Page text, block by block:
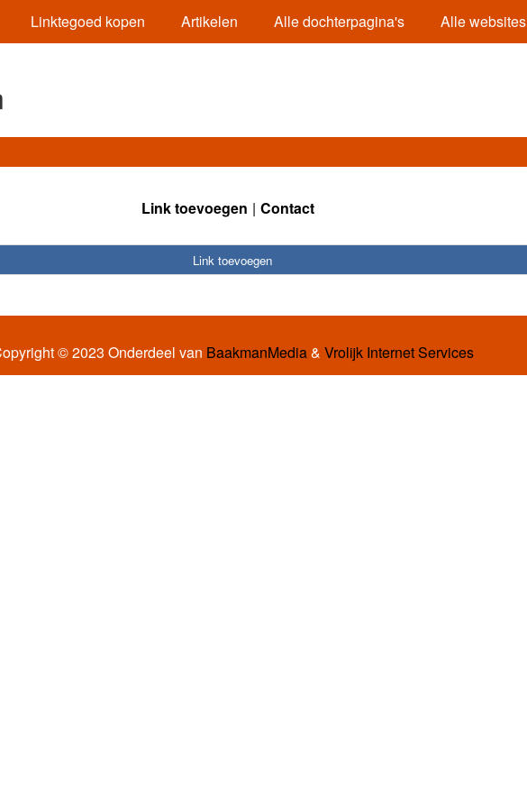
Linktegoed kopen Artikelen Alle dochterpagina's Alle websites
Link toevoegen Contact
Link toevoegen
© 2023 Onderdeel van BaakmanMedia& Vrolijk Internet Services